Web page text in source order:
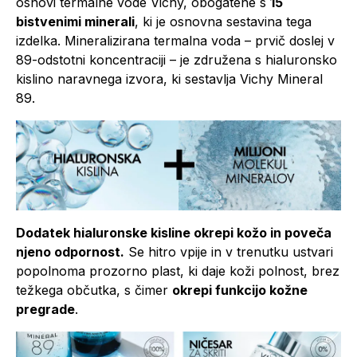
bistvenimi minerali, ki je osnovna sestavina tega
izdelka. Mineralizirana termalna voda – prvič doslej v
89-odstotni koncentraciji – je združena s hialuronsko
kislino naravnega izvora, ki sestavlja Vichy Mineral
89.
Dodatek hialuronske kisline okrepi kožo in poveča
njeno odpornost. Se hitro vpije in v trenutku ustvari
popolnoma prozorno plast, ki daje koži polnost, brez
težkega občutka, s čimer okrepi funkcijo kožne
pregrade.